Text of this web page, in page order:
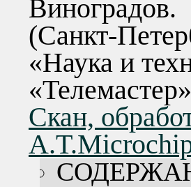
информации.
специалистов
телевизоров, а
телевизионной
Виноградов.
(Санкт-
«Наука и
Скан,